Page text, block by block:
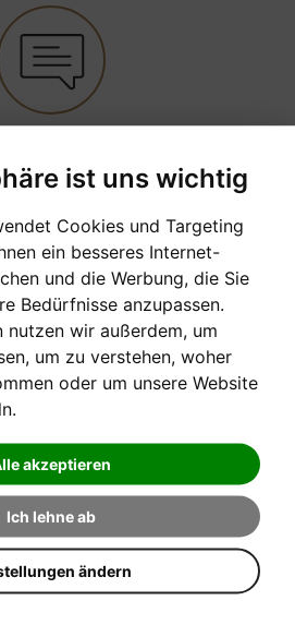
ist uns wichtig
Cookies und Targeting
ein besseres Internet-
und die Werbung, die Sie
Bedürfnisse anzupassen.
nutzen wir außerdem, um
um zu verstehen, woher
oder um unsere Website
akzeptieren
Ich lehne ab
ändern
Finanzierung
Mieten
3,349 €/Monat